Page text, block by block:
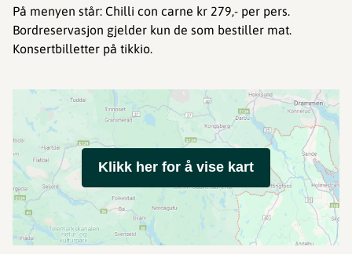
På menyen står: Chilli con carne kr 279,- per pers.
Bordreservasjon gjelder kun de som bestiller mat.
Konsertbilletter på tikkio.
Klikk her for å vise kart